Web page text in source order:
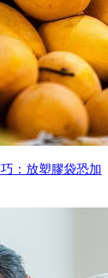
：放塑膠袋恐加